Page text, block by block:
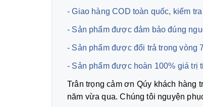
- Giao hàng COD toàn quốc, kiểm
- Sản phẩm được đảm bảo đúng
- Sản phẩm được đổi trả trong vòng
- Sản phẩm được hoàn 100% giá trị
Trân trọng cảm ơn Qúy khách hàng
năm vừa qua. Chúng tôi nguyện